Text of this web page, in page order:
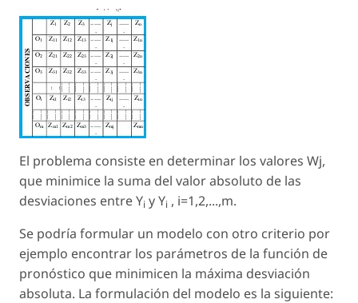
El problema consiste en determinar los valores Wj,
que minimice la suma del valor absoluto de las
desviaciones entre Yi y Yi , i=1,2,...,m.
Se podría formular un modelo con otro criterio por
ejemplo encontrar los parámetros de la función de
pronóstico que minimicen la máxima desviación
absoluta. La formulación del modelo es la siguiente: